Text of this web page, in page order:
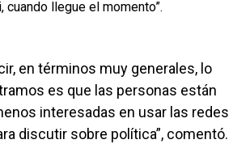
cuando llegue el momento”.
en términos muy generales, lo
es que las personas están
interesadas en usar las redes
discutir sobre política”, comentó.